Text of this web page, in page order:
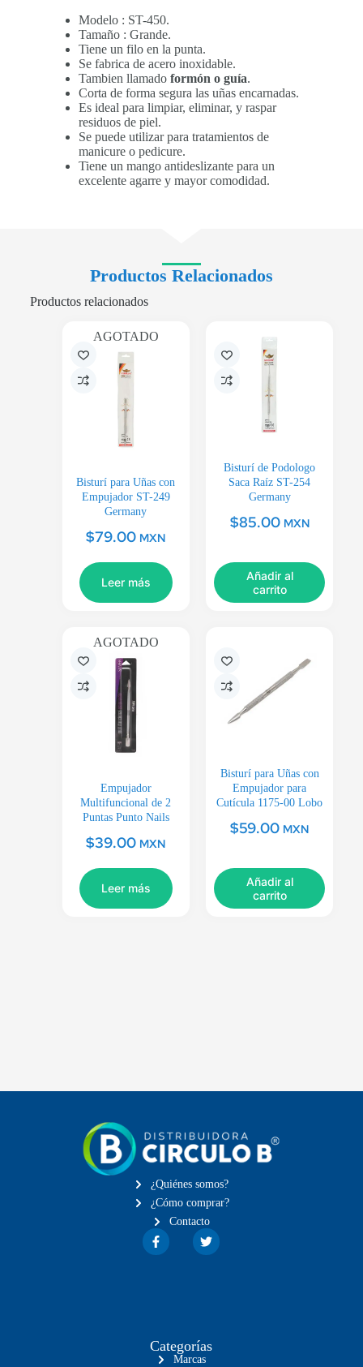
Modelo : ST-450.
Tamaño : Grande.
Tiene un filo en la punta.
Se fabrica de acero inoxidable.
Tambien llamado formón o guía.
Corta de forma segura las uñas encarnadas.
Es ideal para limpiar, eliminar, y raspar
residuos de piel.
Se puede utilizar para tratamientos de
manicure o pedicure.
Tiene un mango antideslizante para un
excelente agarre y mayor comodidad.
Productos Relacionados
Productos relacionados
AGOTADO
Bisturí para Uñas con
Empujador ST-249
Germany
$79.00 MXN
Leer más
Bisturí de Podologo
Saca Raíz ST-254
Germany
$85.00 MXN
Añadir al
carrito
AGOTADO
Empujador
Multifuncional de 2
Puntas Punto Nails
$39.00 MXN
Leer más
Bisturí para Uñas con
Empujador para
Cutícula 1175-00 Lobo
$59.00 MXN
Añadir al
carrito
¿Quiénes somos?
¿Cómo comprar?
Contacto
Categorías
Marcas